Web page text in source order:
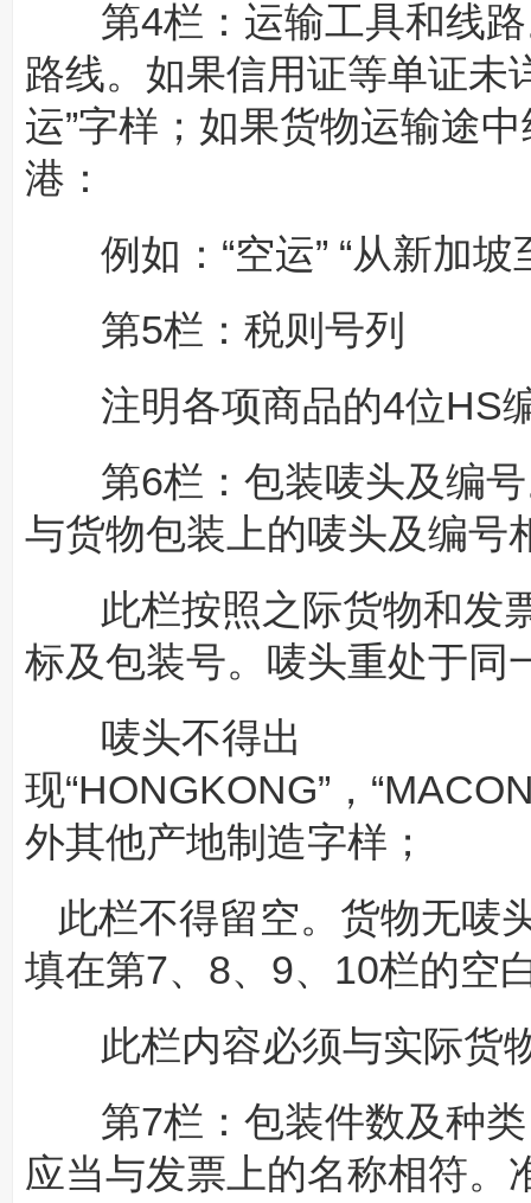
第4栏：运输工具和线
路线。如果信用证等单证未
运”字样；如果货物运输途
港：
例如：“空运” “从新加坡
第5栏：税则号列
注明各项商品的4位HS
第6栏：包装唛头及编
与货物包装上的唛头及编号
此栏按照之际货物和发
标及包装号。唛头重处于同
唛头不得出
现“HONGKONG”，
外其他产地制造字样；
此栏不得留空。货物无唛
填在第7、8、9、10栏的空
此栏内容必须与实际货
第7栏：包装件数及种
应当与发票上的名称相符。